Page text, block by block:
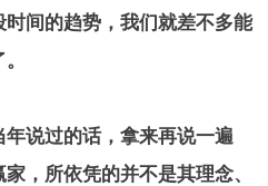
间的趋势，我们就差不多能
说过的话，拿来再说一遍
，所依凭的并不是其理念、